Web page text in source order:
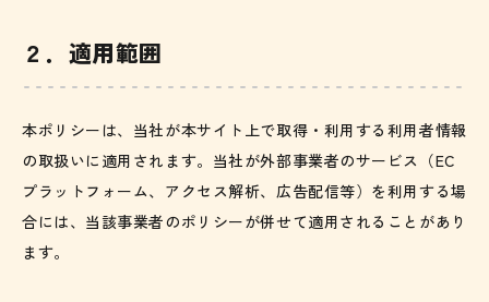
２．適用範囲
本ポリシーは、当社が本サイト上で取得・利用する利用者情報
の取扱いに適用されます。当社が外部事業者のサービス（EC
プラットフォーム、アクセス解析、広告配信等）を利用する場
合には、当該事業者のポリシーが併せて適用されることがあり
ます。